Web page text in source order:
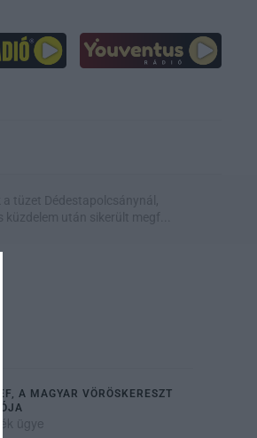
a tüzet Dédestapolcsánynál,
küzdelem után sikerült megf...
A MAGYAR VÖRÖSKERESZT
ügye